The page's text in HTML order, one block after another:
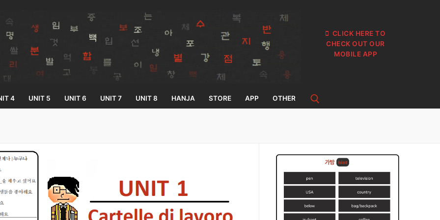
CLICK HERE TO
CHECK OUT OUR
MOBILE APP
4 UNIT 5 UNIT 6 UNIT 7 UNIT 8 HANJA STORE APP OTHER